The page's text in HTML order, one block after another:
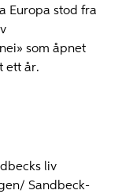
Europa stod fra
som åpnet
ett år.
liv
Sandbeck-